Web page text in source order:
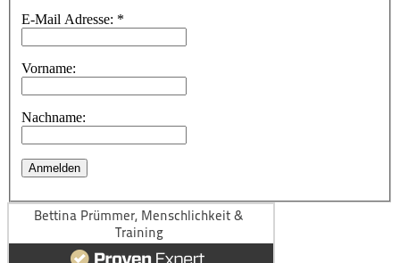
E-Mail Adresse: *
Vorname:
Nachname: